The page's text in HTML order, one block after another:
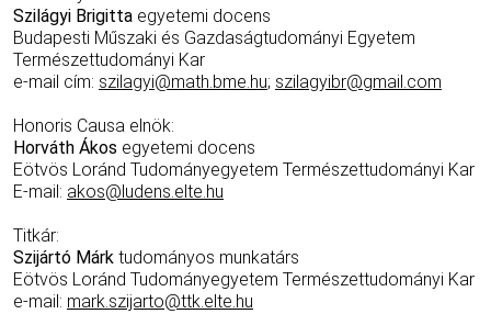
Szilágyi Brigitta egyetemi docens
Budapesti Műszaki és Gazdaságtudományi Egyetem
Természettudományi Kar
e-mail cím: szilagyi@math.bme.hu; szilagyibr@gmail.com
Honoris Causa elnök:
Horváth Ákos egyetemi docens
Eötvös Loránd Tudományegyetem Természettudományi Kar
E-mail: akos@ludens.elte.hu
Titkár:
Szijártó Márk tudományos munkatárs
Eötvös Loránd Tudományegyetem Természettudományi Kar
e-mail: mark.szijarto@ttk.elte.hu